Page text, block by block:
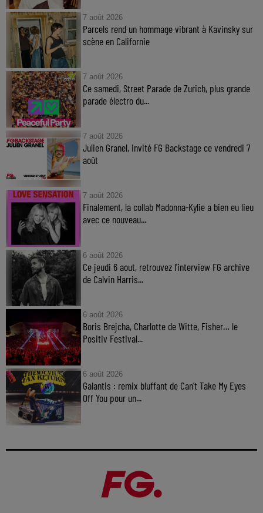
7 août 2026
Parcels rend un hommage vibrant à Kavinsky sur
scène en Californie
7 août 2026
Ce samedi, Street Parade de Zurich, plus grande
parade électro du...
7 août 2026
Julien Granel, invité FG Backstage ce vendredi 7
août
7 août 2026
Finalement, la collab Madonna-Kylie a bien eu lieu
avec ce nouveau...
6 août 2026
Ce jeudi 6 aout, retrouvez l'interview FG archive
de Calvin Harris...
6 août 2026
Boris Brejcha, Charlotte de Witte, Fisher… le
Positiv Festival...
6 août 2026
Galantis : remix bluffant de Can’t Take My Eyes
Off You pour un...